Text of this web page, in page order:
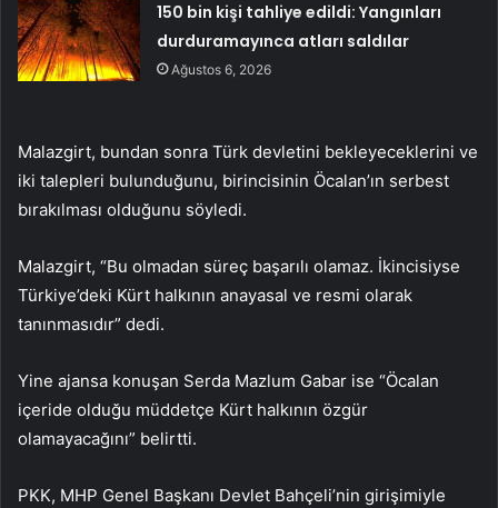
150 bin kişi tahliye edildi: Yangınları
durduramayınca atları saldılar
Ağustos 6, 2026
Malazgirt, bundan sonra Türk devletini bekleyeceklerini ve
iki talepleri bulunduğunu, birincisinin Öcalan’ın serbest
bırakılması olduğunu söyledi.
Malazgirt, “Bu olmadan süreç başarılı olamaz. İkincisiyse
Türkiye’deki Kürt halkının anayasal ve resmi olarak
tanınmasıdır” dedi.
Yine ajansa konuşan Serda Mazlum Gabar ise “Öcalan
içeride olduğu müddetçe Kürt halkının özgür
olamayacağını” belirtti.
PKK, MHP Genel Başkanı Devlet Bahçeli’nin girişimiyle